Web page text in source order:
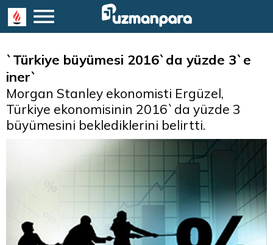
`Türkiye büyümesi 2016`da yüzde 3`e
iner`
Morgan Stanley ekonomisti Ergüzel,
Türkiye ekonomisinin 2016`da yüzde 3
büyümesini beklediklerini belirtti.